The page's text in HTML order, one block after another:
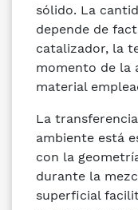
sólido. La
depende de
catalizador, la
momento de la
material
La
ambiente está
con la
durante la
superficial